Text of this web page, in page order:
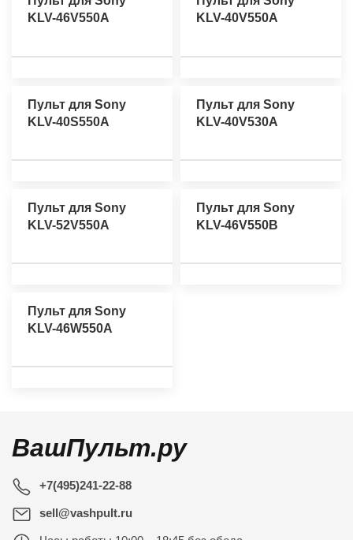
KLV-46V550A
KLV-40V550A
Пульт для Sony
KLV-40S550A
Пульт для Sony
KLV-40V530A
Пульт для Sony
KLV-52V550A
Пульт для Sony
KLV-46V550B
Пульт для Sony
KLV-46W550A
ВашПульт.ру
+7(495)241-22-88
sell@vashpult.ru